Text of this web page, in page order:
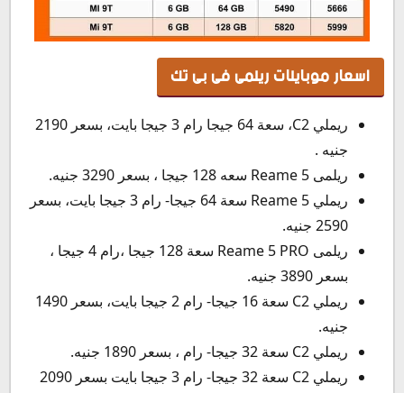
اسعار موبايلات ريلمى فى بى تك
ريملي C2، سعة 64 جيجا رام 3 جيجا بايت، بسعر 2190
جنيه .
ريلمى Reame 5 سعه 128 جيجا ، بسعر 3290 جنيه.
ريملي Reame 5 سعة 64 جيجا- رام 3 جيجا بايت، بسعر
2590 جنيه.
ريلمى Reame 5 PRO سعة 128 جيجا ،رام 4 جيجا ،
بسعر 3890 جنيه.
ريملي C2 سعة 16 جيجا- رام 2 جيجا بايت، بسعر 1490
جنيه.
ريملي C2 سعة 32 جيجا- رام ، بسعر 1890 جنيه.
ريملي C2 سعة 32 جيجا- رام 3 جيجا بايت بسعر 2090